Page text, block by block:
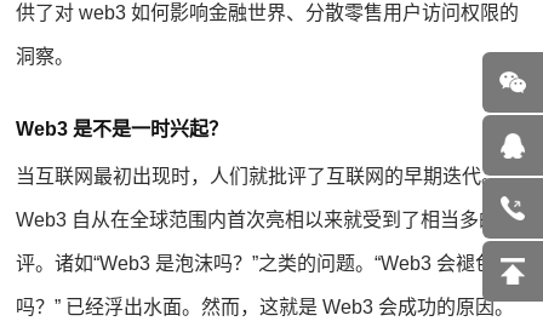
供了对 web3 如何影响金融世界、分散零售用户访问权限的
洞察。
Web3 是不是一时兴起？
当互联网最初出现时，人们就批评了互联网的早期迭代。
Web3 自从在全球范围内首次亮相以来就受到了相当多的批
评。诸如“Web3 是泡沫吗？”之类的问题。“Web3 会褪色
吗？” 已经浮出水面。然而，这就是 Web3 会成功的原因。